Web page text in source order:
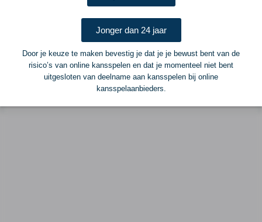
Voor advertentiemogelijkheden kunt u contact opnemen met:
Mike Bogaard
Jonger dan 24 jaar
Door je keuze te maken bevestig je dat je je bewust bent van de
risico’s van online kansspelen en dat je momenteel niet bent
uitgesloten van deelname aan kansspelen bij online
kansspelaanbieders.